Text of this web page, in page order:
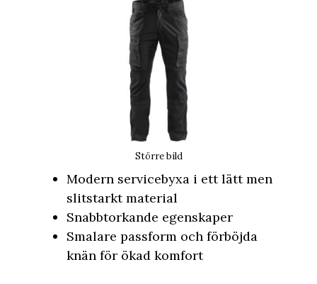
Större bild
Modern servicebyxa i ett lätt men
slitstarkt material
Snabbtorkande egenskaper
Smalare passform och förböjda
knän för ökad komfort